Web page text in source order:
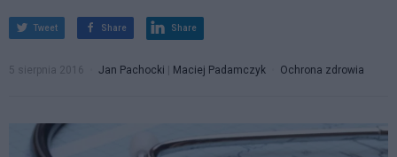
Tweet Share Share
5 sierpnia 2016 Jan Pachocki | Maciej Padamczyk Ochrona zdrowia